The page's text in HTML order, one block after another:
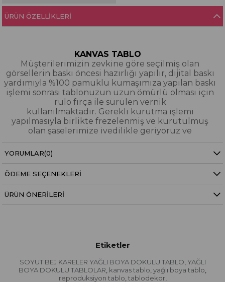
ÜRÜN ÖZELLIKLERI
KANVAS TABLO
Müşterilerimizin zevkine göre seçilmiş olan
görsellerin baskı öncesi hazırlığı yapılır, dijital baskı
yardımıyla %100 pamuklu kumaşımıza yapılan baskı
işlemi sonrası tablonuzun uzun ömürlü olması için
rulo fırça ile sürülen vernik
kullanılmaktadır. Gerekli kurutma işlemi
yapılmasıyla birlikte frezelenmiş ve kurutulmuş
olan şaselerimize ivedilikle geriyoruz ve
YAĞLI BOYA & SİM DOKULU TABLO
dijital baskı alınıp hazırlanarak üzerine spatula
eşliğinde boya dokunuşları / sim işlemeleri kısmi
Sim Dokulu Tablo Nedir?
YORUMLAR(0)
ÖDEME SEÇENEKLERI
ÜRÜN ÖNERILERI
Etiketler
SOYUT BEJ KARELER YAĞLI BOYA DOKULU TABLO YAĞLI
BOYA DOKULU TABLOLAR kanvas tablo yağlı boya tablo
reproduksiyon tablo tablodekor,